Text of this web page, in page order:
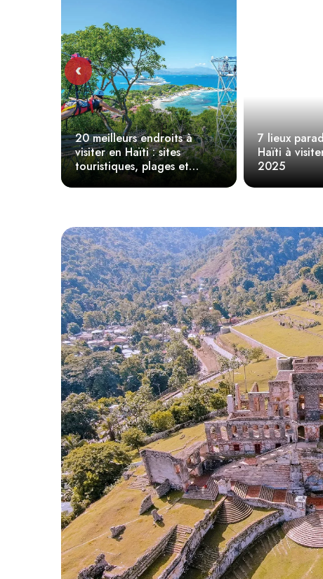
meilleurs endroits à
en Haïti : sites
plages et
7 lieux paradisiaques en
Haïti à visiter absolument en
2025
‹